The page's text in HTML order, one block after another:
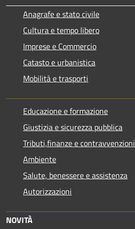
Anagrafe e stato civile
Cultura e tempo libero
Imprese e Commercio
Catasto e urbanistica
Mobilità e trasporti
Educazione e formazione
Giustizia e sicurezza pubblica
Tributi,finanze e contravvenzioni
Ambiente
Salute, benessere e assistenza
Autorizzazioni
NOVITÀ